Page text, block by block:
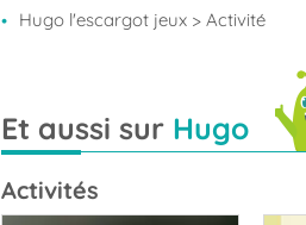
Hugo l'escargot jeux > Activité
Et aussi sur Hugo
Activités